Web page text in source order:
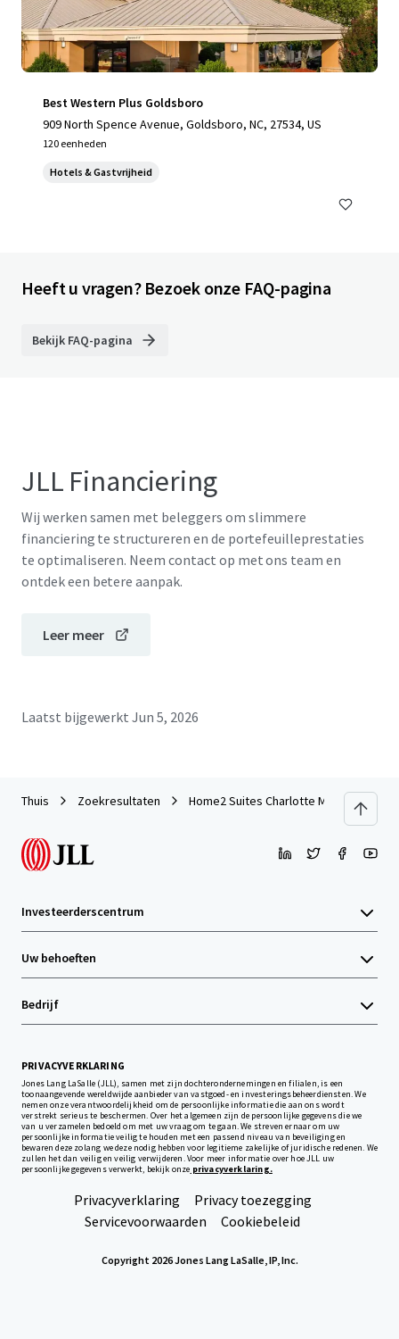
Best Western Plus Goldsboro
909 North Spence Avenue, Goldsboro, NC, 27534, US
120 eenheden
Hotels & Gastvrijheid
Heeft u vragen? Bezoek onze FAQ-pagina
Bekijk FAQ-pagina
JLL Financiering
Wij werken samen met beleggers om slimmere
financiering te structureren en de portefeuilleprestaties
te optimaliseren. Neem contact op met ons team en
ontdek een betere aanpak.
Leer meer
Laatst bijgewerkt Jun 5, 2026
Thuis Zoekresultaten Home2 Suites Charlotte Mooresville
Investeerderscentrum
Uw behoeften
Bedrijf
PRIVACYVERKLARING
Jones Lang LaSalle (JLL), samen met zijn dochterondernemingen en filialen, is een
toonaangevende wereldwijde aanbieder van vastgoed- en investeringsbeheerdiensten. We
nemen onze verantwoordelijkheid om de persoonlijke informatie die aan ons wordt
verstrekt serieus te beschermen. Over het algemeen zijn de persoonlijke gegevens die we
van u verzamelen bedoeld om met uw vraag om te gaan. We streven ernaar om uw
persoonlijke informatie veilig te houden met een passend niveau van beveiliging en
bewaren deze zolang we deze nodig hebben voor legitieme zakelijke of juridische redenen. We
zullen het dan veilig en veilig verwijderen. Voor meer informatie over hoe JLL uw
persoonlijke gegevens verwerkt, bekijk onze privacyverklaring.
Privacyverklaring
Privacy toezegging
Servicevoorwaarden
Cookiebeleid
Copyright 2026 Jones Lang LaSalle, IP, Inc.